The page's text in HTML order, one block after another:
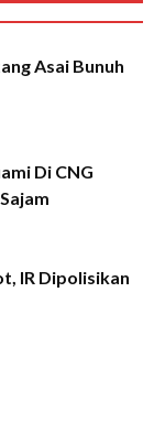
Asai Bunuh
Di CNG
IR Dipolisikan